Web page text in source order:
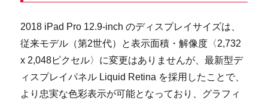
2018 iPad Pro 12.9-inch のディスプレイサイズは、
従来モデル（第2世代）と表示面積・解像度〈2,732
x 2,048ピクセル〉に変更はありませんが、最新型デ
ィスプレイパネル Liquid Retina を採用したことで、
より忠実な色彩表示が可能となっており、グラフィ